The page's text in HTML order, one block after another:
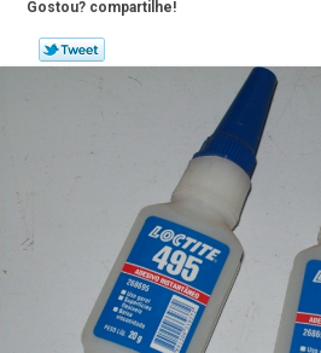
Gostou? compartilhe!